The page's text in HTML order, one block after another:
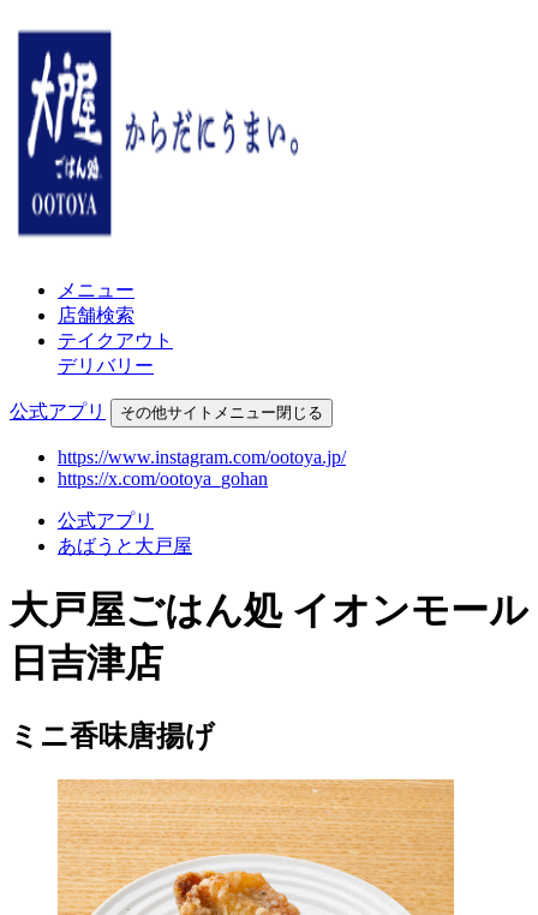
メニュー
店舗検索
テイクアウト
デリバリー
公式アプリ その他サイトメニュー閉じる
https://www.instagram.com/ootoya.jp/
https://x.com/ootoya_gohan
公式アプリ
あばうと大戸屋
大戸屋ごはん処 イオンモール
日吉津店
ミニ香味唐揚げ